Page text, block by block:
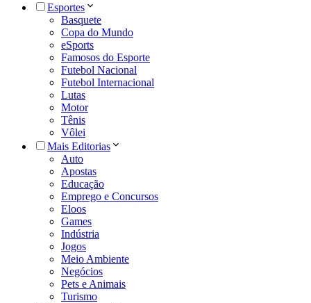
Esportes
Basquete
Copa do Mundo
eSports
Famosos do Esporte
Futebol Nacional
Futebol Internacional
Lutas
Motor
Tênis
Vôlei
Mais Editorias
Auto
Apostas
Educação
Emprego e Concursos
Eloos
Games
Indústria
Jogos
Meio Ambiente
Negócios
Pets e Animais
Turismo